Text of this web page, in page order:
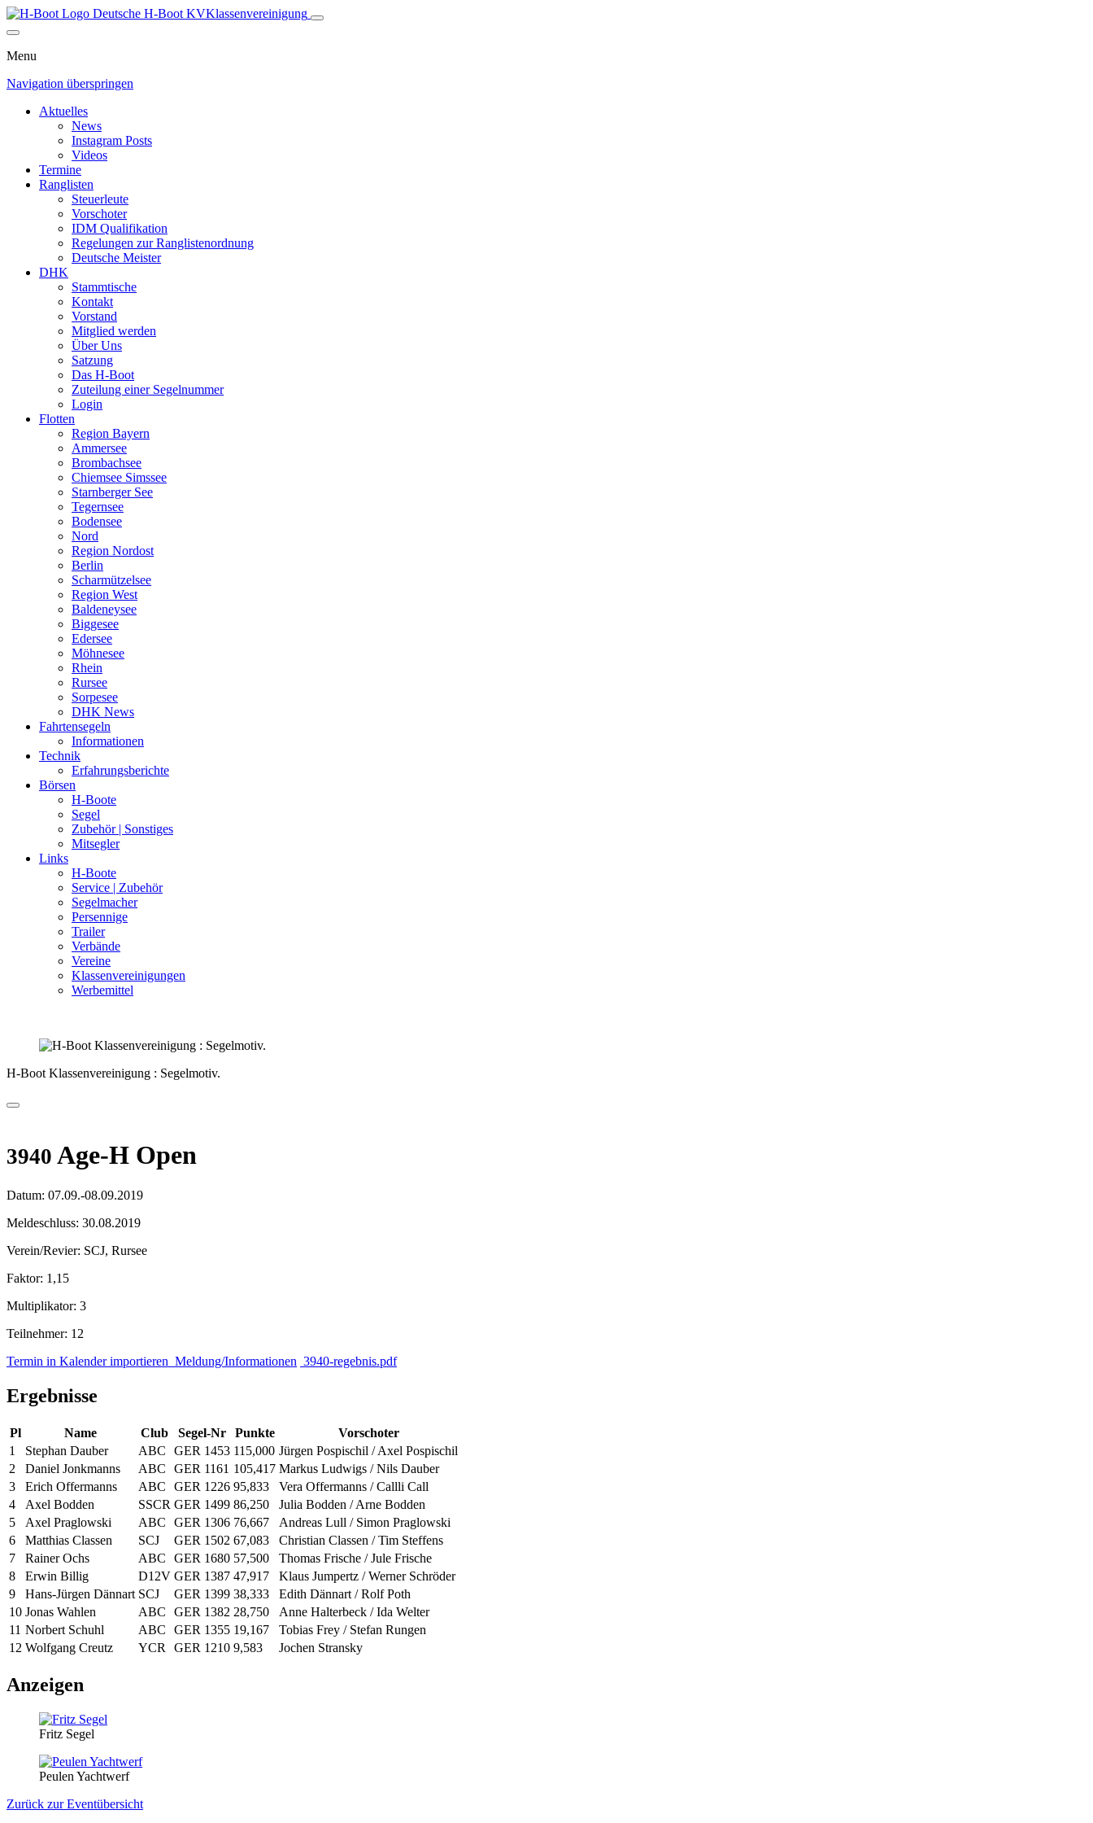
Deutsche H-Boot KVKlassenvereinigung
Menu
Navigation überspringen
Aktuelles
News
Instagram Posts
Videos
Termine
Ranglisten
Steuerleute
Vorschoter
IDM Qualifikation
Regelungen zur Ranglistenordnung
Deutsche Meister
DHK
Stammtische
Kontakt
Vorstand
Mitglied werden
Über Uns
Satzung
Das H-Boot
Zuteilung einer Segelnummer
Login
Flotten
Region Bayern
Ammersee
Brombachsee
Chiemsee Simssee
Starnberger See
Tegernsee
Bodensee
Nord
Region Nordost
Berlin
Scharmützelsee
Region West
Baldeneysee
Biggesee
Edersee
Möhnesee
Rhein
Rursee
Sorpesee
DHK News
Fahrtensegeln
Informationen
Technik
Erfahrungsberichte
Börsen
H-Boote
Segel
Zubehör | Sonstiges
Mitsegler
Links
H-Boote
Service | Zubehör
Segelmacher
Persennige
Trailer
Verbände
Vereine
Klassenvereinigungen
Werbemittel
H-Boot Klassenvereinigung : Segelmotiv.
3940 Age-H Open
Datum: 07.09.-08.09.2019
Meldeschluss: 30.08.2019
Verein/Revier: SCJ, Rursee
Faktor: 1,15
Multiplikator: 3
Teilnehmer: 12
Termin in Kalender importieren Meldung/Informationen 3940-regebnis.pdf
Ergebnisse
Pl Name Club Segel-Nr Punkte
Vorschoter
1
Stephan Dauber ABC GER 1453 115,000 Jürgen Pospischil / Axel Pospischil
2
Daniel Jonkmanns ABC GER 1161 105,417 Markus Ludwigs / Nils Dauber
3
Erich Offermanns ABC GER 1226 95,833
Vera Offermanns / Callli Call
4
Axel Bodden SSCR GER 1499 86,250
Julia Bodden / Arne Bodden
5
Axel Praglowski ABC GER 1306 76,667
Andreas Lull / Simon Praglowski
6
Matthias Classen SCJ GER 1502 67,083
Christian Classen / Tim Steffens
7
Rainer Ochs ABC GER 1680 57,500
Thomas Frische / Jule Frische
8
Erwin Billig D12V GER 1387 47,917
Klaus Jumpertz / Werner Schröder
9
Hans-Jürgen Dännart SCJ GER 1399 38,333
Edith Dännart / Rolf Poth
10 Jonas Wahlen ABC GER 1382 28,750
Anne Halterbeck / Ida Welter
11 Norbert Schuhl ABC GER 1355 19,167
Tobias Frey / Stefan Rungen
12 Wolfgang Creutz YCR GER 1210 9,583 Jochen Stransky
Anzeigen
Fritz Segel
Peulen Yachtwerf
Zurück zur Eventübersicht